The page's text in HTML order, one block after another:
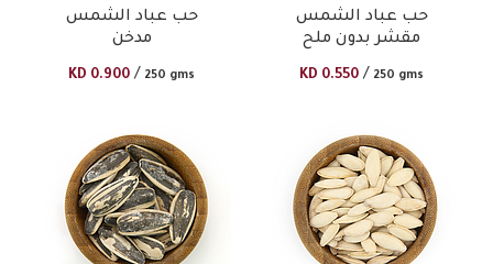
حب عباد الشمس
مدخن
KD 0.900 / 250 gms
حب عباد الشمس
مقشر بدون ملح
KD 0.550 / 250 gms